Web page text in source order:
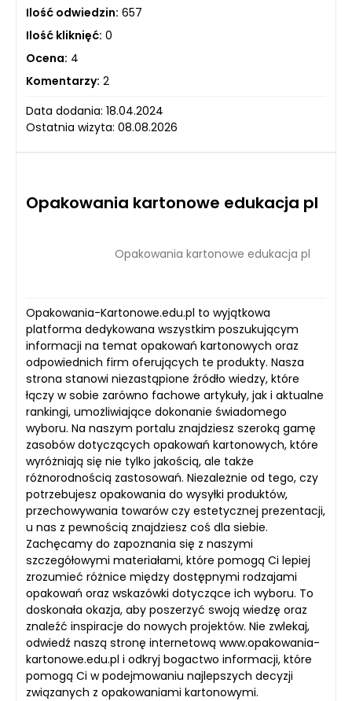
Ilość odwiedzin: 657
Ilość kliknięć: 0
Ocena: 4
Komentarzy: 2
Data dodania: 18.04.2024
Ostatnia wizyta: 08.08.2026
Opakowania kartonowe edukacja pl
Opakowania kartonowe edukacja pl
Opakowania-Kartonowe.edu.pl to wyjątkowa
platforma dedykowana wszystkim poszukującym
informacji na temat opakowań kartonowych oraz
odpowiednich firm oferujących te produkty. Nasza
strona stanowi niezastąpione źródło wiedzy, które
łączy w sobie zarówno fachowe artykuły, jak i aktualne
rankingi, umożliwiające dokonanie świadomego
wyboru. Na naszym portalu znajdziesz szeroką gamę
zasobów dotyczących opakowań kartonowych, które
wyróżniają się nie tylko jakością, ale także
różnorodnością zastosowań. Niezależnie od tego, czy
potrzebujesz opakowania do wysyłki produktów,
przechowywania towarów czy estetycznej prezentacji,
u nas z pewnością znajdziesz coś dla siebie.
Zachęcamy do zapoznania się z naszymi
szczegółowymi materiałami, które pomogą Ci lepiej
zrozumieć różnice między dostępnymi rodzajami
opakowań oraz wskazówki dotyczące ich wyboru. To
doskonała okazja, aby poszerzyć swoją wiedzę oraz
znaleźć inspiracje do nowych projektów. Nie zwlekaj,
odwiedź naszą stronę internetową www.opakowania-
kartonowe.edu.pl i odkryj bogactwo informacji, które
pomogą Ci w podejmowaniu najlepszych decyzji
związanych z opakowaniami kartonowymi.